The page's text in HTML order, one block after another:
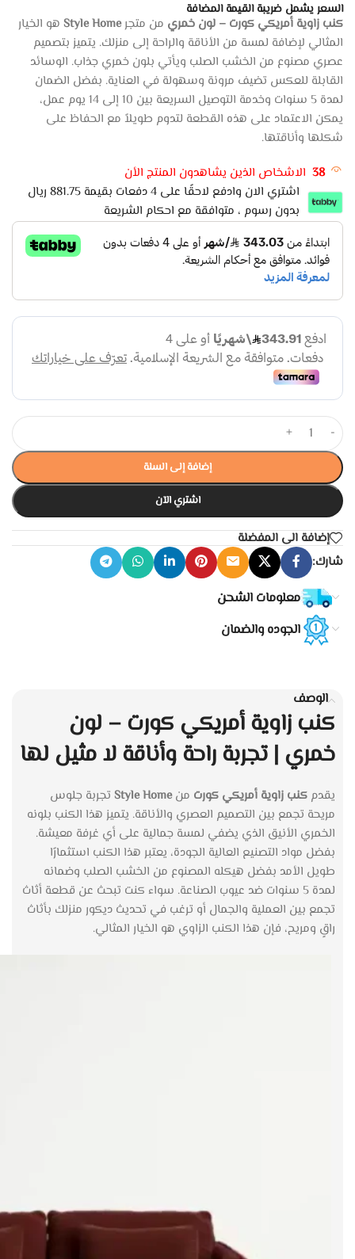
السعر يشمل ضريبة القيمة المضافة
كنب زاوية أمريكي كورت – لون خمري من متجرStyle Home هو الخيار
المثالي لإضافة لمسة من الأناقة والراحة إلى منزلك. يتميز بتصميم
عصري مصنوع من الخشب الصلب ويأتي بلون خمري جذاب. الوسائد
القابلة للعكس تضيف مرونة وسهولة في العناية. بفضل الضمان
لمدة 5 سنوات وخدمة التوصيل السريعة بين 10 إلى 14 يوم عمل،
يمكن الاعتماد على هذه القطعة لتدوم طويلاً مع الحفاظ على
شكلها وأناقتها.
38 الاشخاص الذين يشاهدون المنتج الأن
اشتري الان وادفع لاحقًا على 4 دفعات بقيمة 881.75 ريال
بدون رسوم ، متوافقة مع احكام الشريعة
-
+
إضافة إلى السلة
اشتري الآن
إضافة الى المفضلة
شارك:
معلومات الشحن
الجوده والضمان
الوصف
كنب زاوية أمريكي كورت – لون
خمري | تجربة راحة وأناقة لا مثيل لها
يقدم كنب زاوية أمريكي كورت منStyle Home تجربة جلوس
مريحة تجمع بين التصميم العصري والأناقة. يتميز هذا الكنب بلونه
الخمري الأنيق الذي يضفي لمسة جمالية على أي غرفة معيشة.
بفضل مواد التصنيع العالية الجودة، يعتبر هذا الكنب استثمارًا
طويل الأمد بفضل هيكله المصنوع من الخشب الصلب وضمانه
لمدة 5 سنوات ضد عيوب الصناعة. سواء كنت تبحث عن قطعة أثاث
تجمع بين العملية والجمال أو ترغب في تحديث ديكور منزلك بأثاث
راقٍ ومريح، فإن هذا الكنب الزاوي هو الخيار المثالي.